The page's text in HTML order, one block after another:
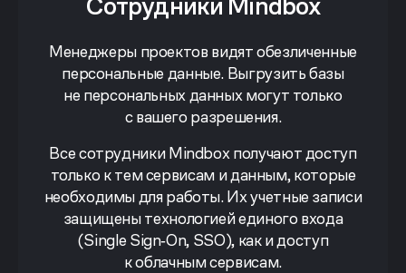
Менеджеры проектов видят обезличенные
персональные данные. Выгрузить базы
не персональных данных могут только
с вашего разрешения.
Все сотрудники Mindbox получают доступ
только к тем сервисам и данным, которые
необходимы для работы. Их учетные записи
защищены технологией единого входа
(Single Sign‑On, SSO), как и доступ
к облачным сервисам.